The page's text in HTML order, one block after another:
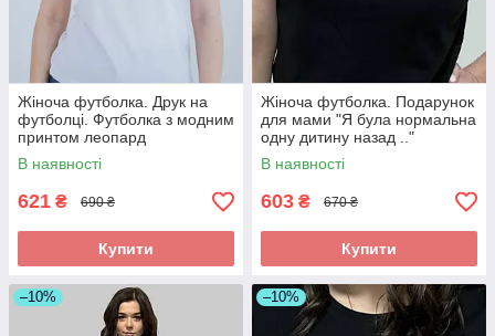
Жіноча футболка. Друк на
футболці. Футболка з модним
принтом леопард
В наявності
621 ₴ 690 ₴
Купити
Жіноча футболка. Подарунок
для мами "Я була нормальна
одну дитину назад .."
В наявності
603 ₴ 670 ₴
Купити
–10% –10%